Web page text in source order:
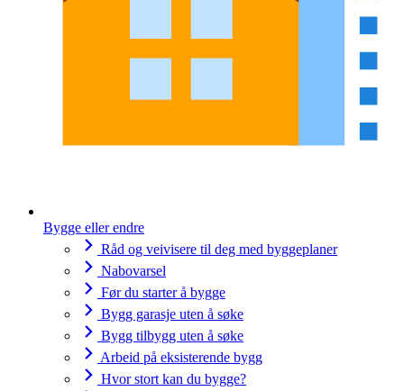
Bygge eller endre
Råd og veivisere til deg med byggeplaner
Nabovarsel
Før du starter å bygge
Bygg garasje uten å søke
Bygg tilbygg uten å søke
Arbeid på eksisterende bygg
Hvor stort kan du bygge?